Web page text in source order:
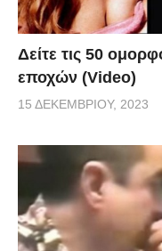
Δείτε τις 50
εποχών (Video)
15 ΔΕΚΕΜΒΡΊΟΥ, 2023